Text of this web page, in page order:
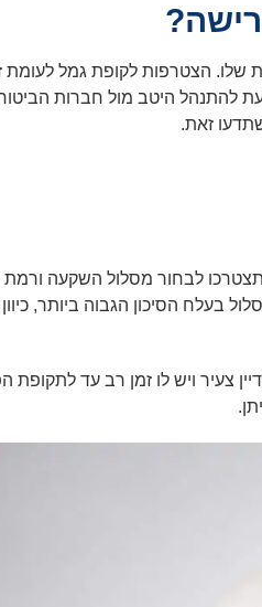
שלו. הצטרפות לקופת גמל
היטב מול חברות
זאת.
לבחור מסלול השקעה ורמת
בעלח הסיכון הגבוה ביותר,
צעיר ויש לו זמן רב עד לתקופת